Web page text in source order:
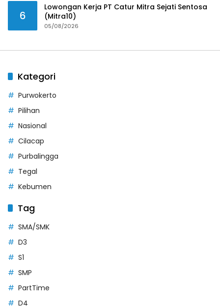
6
Lowongan Kerja PT Catur Mitra Sejati Sentosa
(Mitra10)
05/08/2026
Kategori
Purwokerto
Pilihan
Nasional
Cilacap
Purbalingga
Tegal
Kebumen
Tag
SMA/SMK
D3
S1
SMP
PartTime
D4